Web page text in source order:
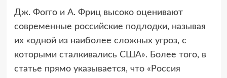
Дж. Фогго и А. Фриц высоко оценивают
современные российские подлодки, называя
их «одной из наиболее сложных угроз, с
которыми сталкивались США». Более того, в
статье прямо указывается, что «Россия